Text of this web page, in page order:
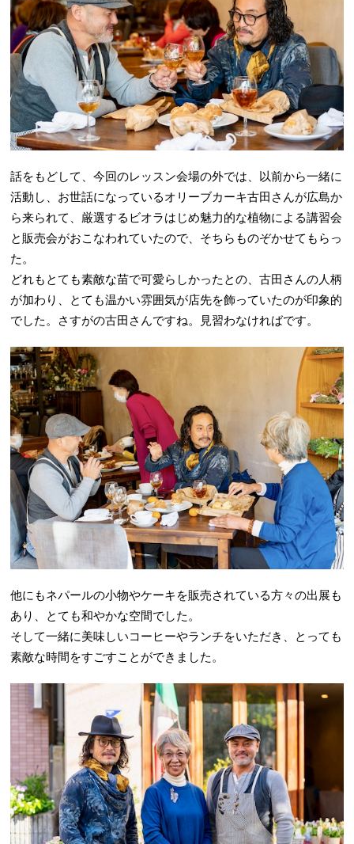
話をもどして、今回のレッスン会場の外では、以前から一緒に
活動し、お世話になっているオリーブカーキ古田さんが広島か
ら来られて、厳選するビオラはじめ魅力的な植物による講習会
と販売会がおこなわれていたので、そちらものぞかせてもらっ
た。
どれもとても素敵な苗で可愛らしかったとの、古田さんの人柄
が加わり、とても温かい雰囲気が店先を飾っていたのが印象的
でした。さすがの古田さんですね。見習わなければです。
他にもネパールの小物やケーキを販売されている方々の出展も
あり、とても和やかな空間でした。
そして一緒に美味しいコーヒーやランチをいただき、とっても
素敵な時間をすごすことができました。